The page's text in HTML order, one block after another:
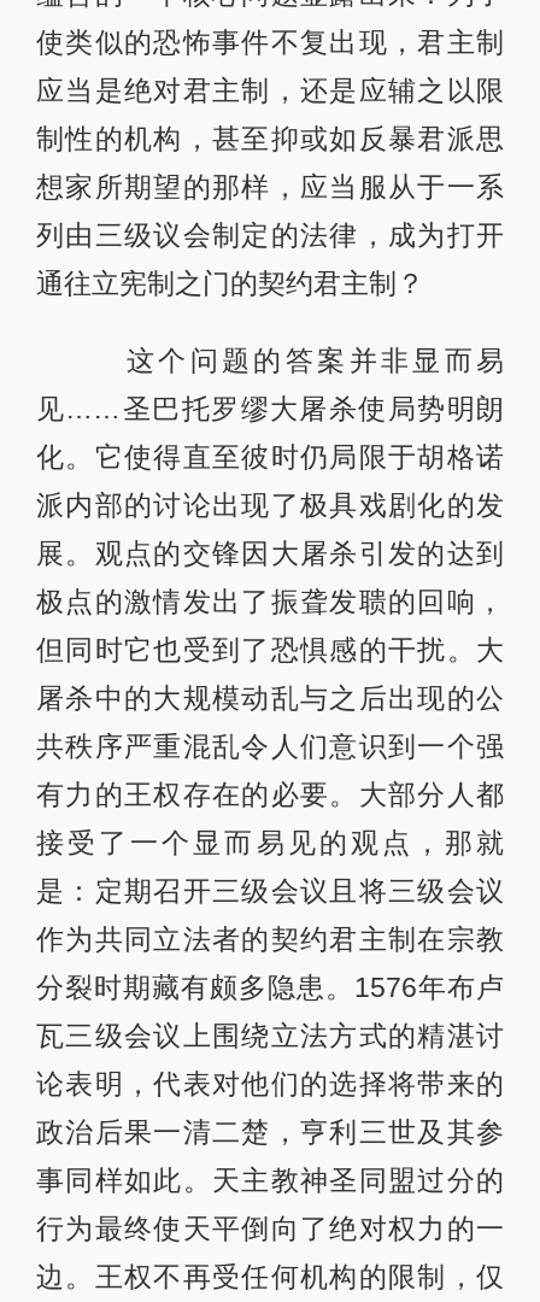
使类似的恐怖事件不复出现，君主制
应当是绝对君主制，还是应辅之以限
制性的机构，甚至抑或如反暴君派思
想家所期望的那样，应当服从于一系
列由三级议会制定的法律，成为打开
通往立宪制之门的契约君主制？
这个问题的答案并非显而易
见……圣巴托罗缪大屠杀使局势明朗
化。它使得直至彼时仍局限于胡格诺
派内部的讨论出现了极具戏剧化的发
展。观点的交锋因大屠杀引发的达到
极点的激情发出了振聋发聩的回响，
但同时它也受到了恐惧感的干扰。大
屠杀中的大规模动乱与之后出现的公
共秩序严重混乱令人们意识到一个强
有力的王权存在的必要。大部分人都
接受了一个显而易见的观点，那就
是：定期召开三级会议且将三级会议
作为共同立法者的契约君主制在宗教
分裂时期藏有颇多隐患。1576年布卢
瓦三级会议上围绕立法方式的精湛讨
论表明，代表对他们的选择将带来的
政治后果一清二楚，亨利三世及其参
事同样如此。天主教神圣同盟过分的
行为最终使天平倒向了绝对权力的一
边。王权不再受任何机构的限制，仅